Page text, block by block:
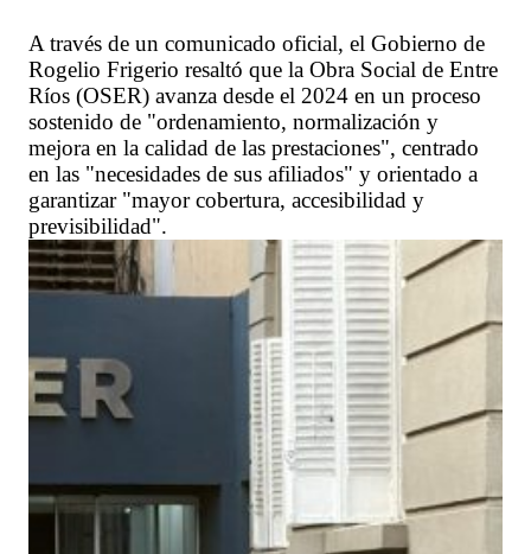
A través de un comunicado oficial, el Gobierno de
Rogelio Frigerio resaltó que la Obra Social de Entre
Ríos (OSER) avanza desde el 2024 en un proceso
sostenido de "ordenamiento, normalización y
mejora en la calidad de las prestaciones", centrado
en las "necesidades de sus afiliados" y orientado a
garantizar "mayor cobertura, accesibilidad y
previsibilidad".